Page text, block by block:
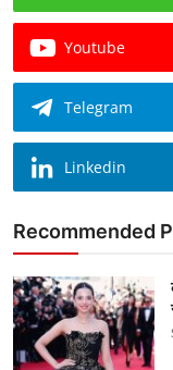
Youtube
Telegram
Linkedin
Recommended